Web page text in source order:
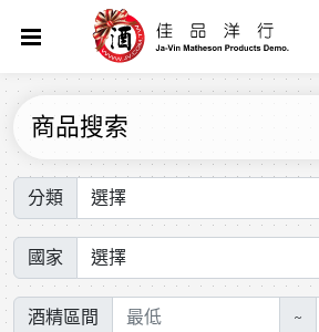
商品搜索
分類
國家
酒精區間 ~